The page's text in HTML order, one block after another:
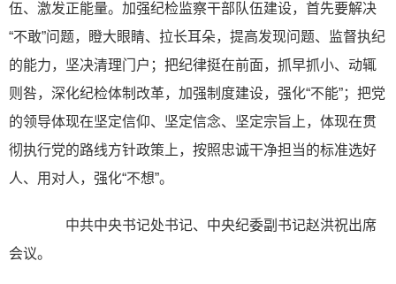
伍、激发正能量。加强纪检监察干部队伍建设，首先要解决
“不敢”问题，瞪大眼睛、拉长耳朵，提高发现问题、监督执纪
的能力，坚决清理门户；把纪律挺在前面，抓早抓小、动辄
则咎，深化纪检体制改革，加强制度建设，强化“不能”；把党
的领导体现在坚定信仰、坚定信念、坚定宗旨上，体现在贯
彻执行党的路线方针政策上，按照忠诚干净担当的标准选好
人、用对人，强化“不想”。
中共中央书记处书记、中央纪委副书记赵洪祝出席
会议。